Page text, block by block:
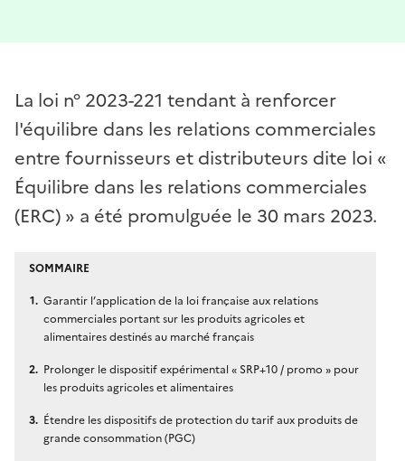
La loi n° 2023-221 tendant à renforcer
l'équilibre dans les relations commerciales
entre fournisseurs et distributeurs dite loi «
Équilibre dans les relations commerciales
(ERC) » a été promulguée le 30 mars 2023.
SOMMAIRE
Garantir l’application de la loi française aux relations
commerciales portant sur les produits agricoles et
alimentaires destinés au marché français
Prolonger le dispositif expérimental « SRP+10 / promo » pour
les produits agricoles et alimentaires
Étendre les dispositifs de protection du tarif aux produits de
grande consommation (PGC)